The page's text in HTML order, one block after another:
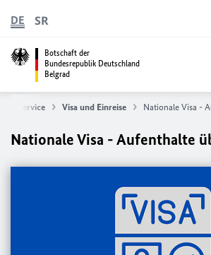
Botschaft der
Bundesrepublik Deutschland
Belgrad
DE SR
Visa und Einreise Nationale Visa -
Nationale Visa - Aufenthalte